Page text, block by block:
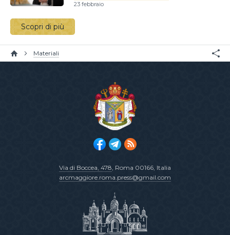
23 febbraio
Scopri di più
Materiali
Via di Boccea, 478, Roma 00166, Italia
arcmaggiore.roma.press@gmail.com